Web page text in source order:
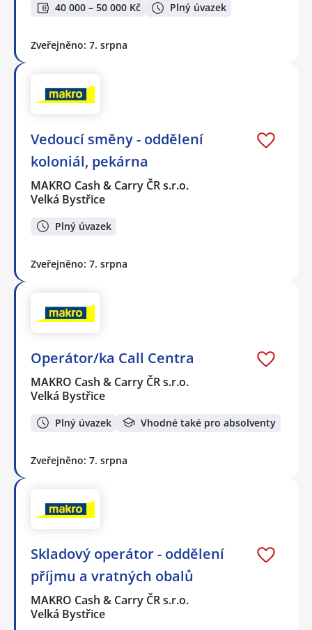
40 000 – 50 000 Kč Plný úvazek
Zveřejněno: 7. srpna
Vedoucí směny - oddělení
koloniál, pekárna
MAKRO Cash & Carry ČR s.r.o.
Velká Bystřice
Plný úvazek
Zveřejněno: 7. srpna
Operátor/ka Call Centra
MAKRO Cash & Carry ČR s.r.o.
Velká Bystřice
Plný úvazek Vhodné také pro absolventy
Zveřejněno: 7. srpna
Skladový operátor - oddělení
příjmu a vratných obalů
MAKRO Cash & Carry ČR s.r.o.
Velká Bystřice